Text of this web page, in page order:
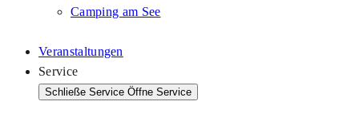
Camping am See
Veranstaltungen
Service
Schließe Service Öffne Service